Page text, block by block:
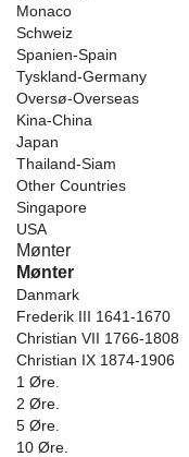
Monaco
Schweiz
Spanien-Spain
Tyskland-Germany
Oversø-Overseas
Kina-China
Japan
Thailand-Siam
Other Countries
Singapore
USA
Mønter
Mønter
Danmark
Frederik III 1641-1670
Christian VII 1766-1808
Christian IX 1874-1906
1 Øre.
2 Øre.
5 Øre.
10 Øre.